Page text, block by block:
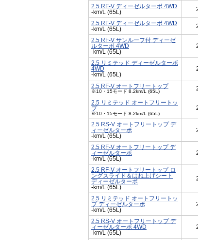
2.5 RF-V ディーゼルターボ 4WD
-km/L (65L)
2.5 RF-V ディーゼルターボ 4WD
-km/L (65L)
2.5 RF-V サンルーフ付 ディーゼ
ルターボ 4WD
-km/L (65L)
2.5 リミテッド ディーゼルターボ
4WD
-km/L (65L)
2.5 RF-V オートフリートップ
※10・15モード 8.2km/L (65L)
2.5 リミテッド オートフリートッ
プ
※10・15モード 8.2km/L (65L)
2.5 RS-V オートフリートップ デ
ィーゼルターボ
-km/L (65L)
2.5 RF-V オートフリートップ デ
ィーゼルターボ
-km/L (65L)
2.5 RF-V オートフリートップ ロ
ングスライド＆はね上げシート
ディーゼルターボ
-km/L (65L)
2.5 リミテッド オートフリートッ
プ ディーゼルターボ
-km/L (65L)
2.5 RS-V オートフリートップ デ
ィーゼルターボ 4WD
-km/L (65L)